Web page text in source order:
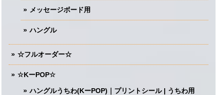
メッセージボード用
ハングル
☆フルオーダー☆
☆KーPOP☆
ハングルうちわ(KーPOP)｜プリントシール | うちわ用